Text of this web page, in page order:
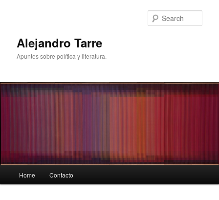
Alejandro Tarre
Apuntes sobre política y literatura.
Home Contacto